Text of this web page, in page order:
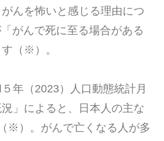
んを怖いと感じる理由につ
がんで死に至る場合がある
（※）。
年（2023）人口動態統計月
」によると、日本人の主な
※）。がんで亡くなる人が多